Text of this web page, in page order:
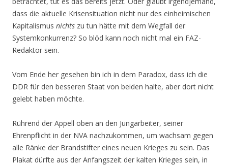
dass die aktuelle Krisensituation nicht nur des einheimischen
Kapitalismus nichts zu tun hätte mit dem Wegfall der
Systemkonkurrenz? So blöd kann noch nicht mal ein FAZ-
Redaktör sein.
Vom Ende her gesehen bin ich in dem Paradox, dass ich die
DDR für den besseren Staat von beiden halte, aber dort nicht
gelebt haben möchte.
Rührend der Appell oben an den Jungarbeiter, seiner
Ehrenpflicht in der NVA nachzukommen, um wachsam gegen
alle Ränke der Brandstifter eines neuen Krieges zu sein. Das
Plakat dürfte aus der Anfangszeit der kalten Krieges sein, in